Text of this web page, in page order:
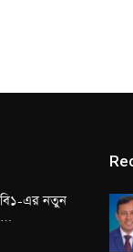
বি১-এর নতুন